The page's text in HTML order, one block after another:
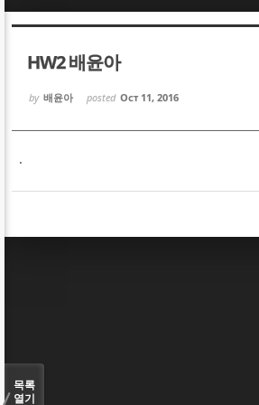
HW2 배윤아
by 배윤아 posted Oct 11, 2016
.
목록
열기
Sketchbook5, 스케치
Sketchbook5, 스케
Sketchbook5, 스케치
Sketchbook5, 스케